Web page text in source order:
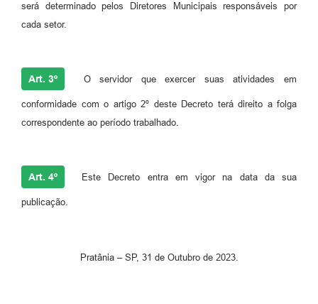
será determinado pelos Diretores Municipais responsáveis por
cada setor.
Art. 3º O servidor que exercer suas atividades em
conformidade com o artigo 2º deste Decreto terá direito a folga
correspondente ao período trabalhado.
Art. 4º Este Decreto entra em vigor na data da sua
publicação.
Pratânia – SP, 31 de Outubro de 2023.